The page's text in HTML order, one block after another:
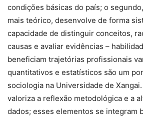
condições básicas do país; o
mais teórico, desenvolve de forma
capacidade de distinguir conceitos,
causas e avaliar evidências –
beneficiam trajetórias profissionais
quantitativos e estatísticos são um
sociologia na Universidade de
valoriza a reflexão metodológica e a
dados; esses elementos se integram